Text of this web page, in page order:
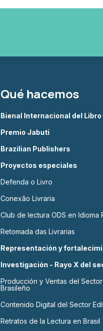
Qué hacemos
Bienal Internacional del Libro
Premio Jabuti
Brazilian Publishers
Proyectos especiales
Defenda o Livro
Conexão Livraria
Club de lectura ODS en Idioma
Retomada das Livrarias
Representación y
Investigación - Rayo X del
Producción y Ventas del
Brasileño
Contenido Digital del Sector
Retratos de la Lectura en Brasil